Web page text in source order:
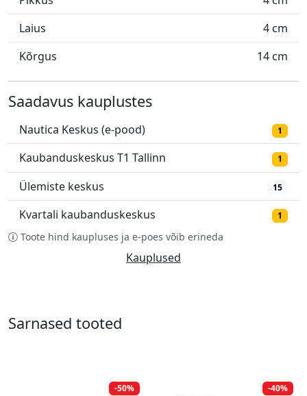
Laius
4 cm
Kõrgus
14 cm
Saadavus kauplustes
Nautica Keskus (e-pood) 1
Kaubanduskeskus T1 Tallinn 1
Ülemiste keskus 15
Kvartali kaubanduskeskus 1
Toote hind kaupluses ja e-poes võib erineda
Kauplused
Sarnased tooted
-50% -40%